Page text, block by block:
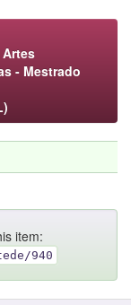
- Mestrado
item:
940